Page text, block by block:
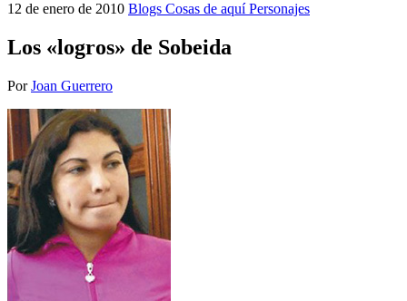
12 de enero de 2010 Blogs Cosas de aquíPersonajes
Los «logros» de Sobeida
PorJoan Guerrero